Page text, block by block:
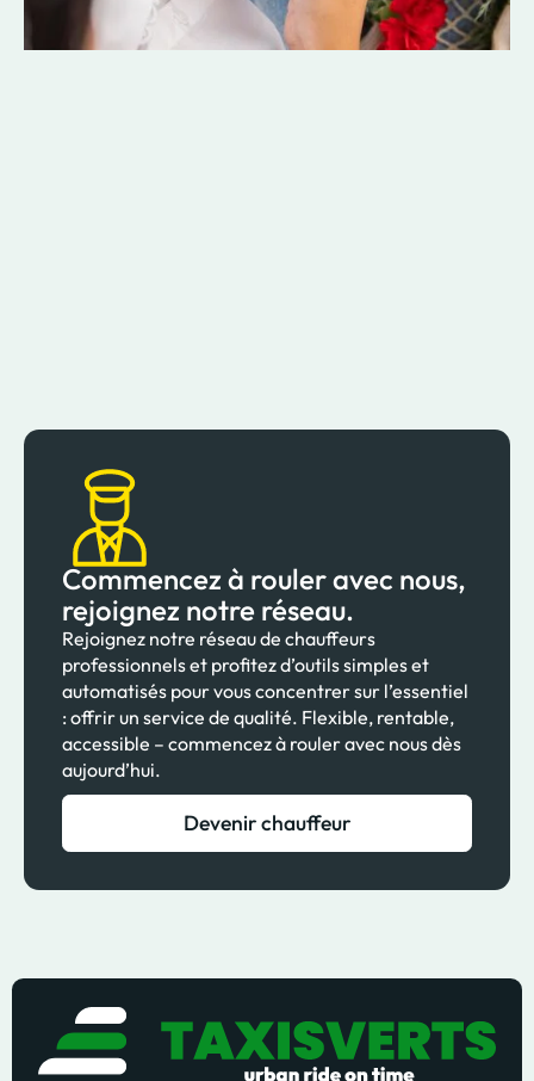
Commencez à rouler avec nous,
rejoignez notre réseau.
Rejoignez notre réseau de chauffeurs
professionnels et profitez d’outils simples et
automatisés pour vous concentrer sur l’essentiel
: offrir un service de qualité. Flexible, rentable,
accessible – commencez à rouler avec nous dès
aujourd’hui.
Devenir chauffeur